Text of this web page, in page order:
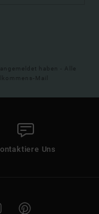
haben - Alle
Mail
Uns